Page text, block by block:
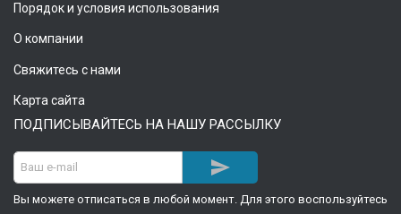
Порядок и условия использования
О компании
Свяжитесь с нами
Карта сайта
ПОДПИСЫВАЙТЕСЬ НА НАШУ РАССЫЛКУ

Вы можете отписаться в любой момент. Для этого воспользуйтесь